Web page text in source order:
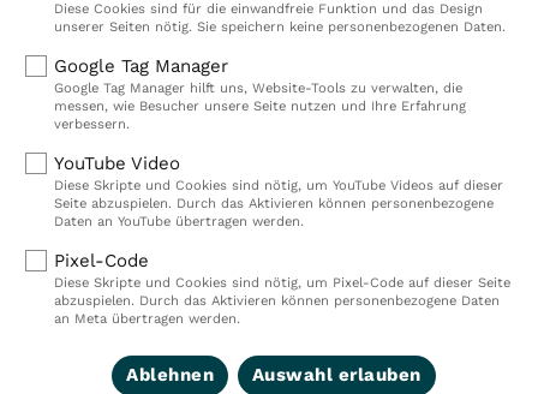
Kliniken
Ambulant
Reha
Prävention
Karriere
VITREA Deutschland
IMPRESSUM
HINWEISGEBERSYSTEM
AUFSICHTSBEHÖRDEN
Diese Cookies sind für die einwandfreie Funktion und das Design
unserer Seiten nötig. Sie speichern keine personenbezogenen Daten.
Google Tag Manager
Google Tag Manager hilft uns, Website-Tools zu verwalten, die
messen, wie Besucher unsere Seite nutzen und Ihre Erfahrung
verbessern.
YouTube Video
Diese Skripte und Cookies sind nötig, um YouTube Videos auf dieser
Seite abzuspielen. Durch das Aktivieren können personenbezogene
Daten an YouTube übertragen werden.
Pixel-Code
Diese Skripte und Cookies sind nötig, um Pixel-Code auf dieser Seite
abzuspielen. Durch das Aktivieren können personenbezogene Daten
an Meta übertragen werden.
Ablehnen Auswahl erlauben